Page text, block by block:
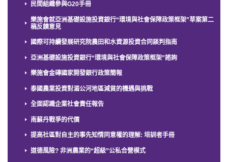
民間組織參與G20手冊
樂施會就亞洲基礎設施投資銀行“環境與社會保障政策框架”草案第二
稿反饋意見
國際可持續發展研究院農田和水資源投資合同談判指南
亞洲基礎設施投資銀行“環境與社會保障政策框架”諮詢
樂施會金磚國家開發銀行政策簡報
泰國農業投資對湄公河地區減貧的機遇與挑戰
全面認識企業社會責任報告
南蘇丹戰爭的代價
提高社區對自主的事先知情同意權的理解: 培訓者手冊
道德風險? 非洲農業的“超級”公私合營模式